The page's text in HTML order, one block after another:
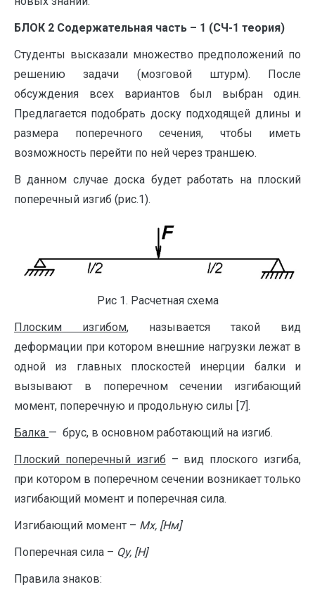
БЛОК 2 Содержательная часть – 1 (СЧ-1 теория)
Студенты высказали множество предположений по
решению задачи (мозговой штурм). После
обсуждения всех вариантов был выбран один.
Предлагается подобрать доску подходящей длины и
размера поперечного сечения, чтобы иметь
возможность перейти по ней через траншею.
В данном случае доска будет работать на плоский
поперечный изгиб (рис.1).
Рис 1. Расчетная схема
Плоским изгибом, называется такой вид
деформации при котором внешние нагрузки лежат в
одной из главных плоскостей инерции балки и
вызывают в поперечном сечении изгибающий
момент, поперечную и продольную силы [7].
Балка — брус, в основном работающий на изгиб.
Плоский поперечный изгиб – вид плоского изгиба,
при котором в поперечном сечении возникает только
изгибающий момент и поперечная сила.
Изгибающий момент – Мх, [Нм]
Поперечная сила – Qy, [H]
Правила знаков: